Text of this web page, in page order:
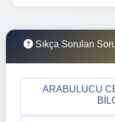
Sıkça Sorulan
ARABULUCU